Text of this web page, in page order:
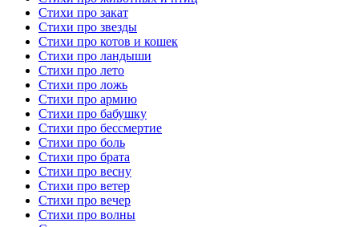
Стихи про закат
Стихи про звезды
Стихи про котов и кошек
Стихи про ландыши
Стихи про лето
Стихи про ложь
Стихи про армию
Стихи про бабушку
Стихи про бессмертие
Стихи про боль
Стихи про брата
Стихи про весну
Стихи про ветер
Стихи про вечер
Стихи про волны